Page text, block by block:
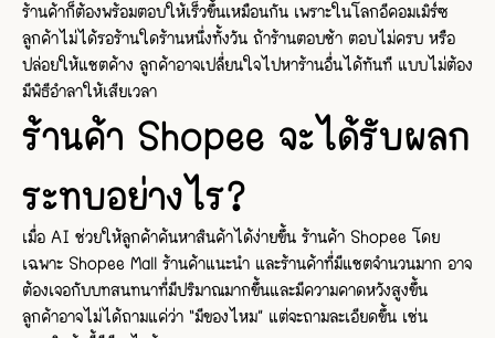
ร้านค้าก็ต้องพร้อมตอบให้เร็วขึ้นเหมือนกัน เพราะในโลกอีคอมเมิร์ซ
ลูกค้าไม่ได้รอร้านใดร้านหนึ่งทั้งวัน ถ้าร้านตอบช้า ตอบไม่ครบ หรือ
ปล่อยให้แชตค้าง ลูกค้าอาจเปลี่ยนใจไปหาร้านอื่นได้ทันที แบบไม่ต้อง
มีพิธีอำลาให้เสียเวลา
ร้านค้า Shopee จะได้รับผลก
ระทบอย่างไร?
เมื่อ AI ช่วยให้ลูกค้าค้นหาสินค้าได้ง่ายขึ้น ร้านค้า Shopee โดย
เฉพาะ Shopee Mall ร้านค้าแนะนำ และร้านค้าที่มีแชตจำนวนมาก อาจ
ต้องเจอกับบทสนทนาที่มีปริมาณมากขึ้นและมีความคาดหวังสูงขึ้น
ลูกค้าอาจไม่ได้ถามแค่ว่า “มีของไหม” แต่จะถามละเอียดขึ้น เช่น